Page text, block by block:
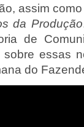
assim
da Produção
de
essas
do